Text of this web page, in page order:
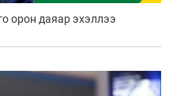
орон даяар эхэллээ